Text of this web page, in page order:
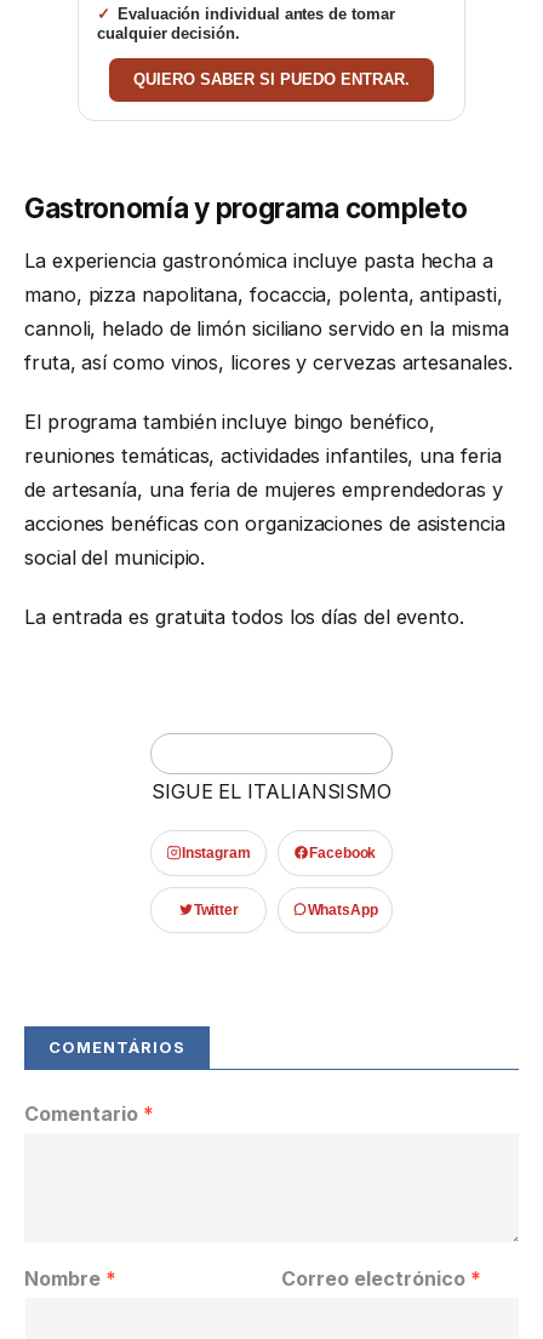
Evaluación individual antes de tomar
cualquier decisión.
QUIERO SABER SI PUEDO ENTRAR.
Gastronomía y programa completo
La experiencia gastronómica incluye pasta hecha a
mano, pizza napolitana, focaccia, polenta, antipasti,
cannoli, helado de limón siciliano servido en la misma
fruta, así como vinos, licores y cervezas artesanales.
El programa también incluye bingo benéfico,
reuniones temáticas, actividades infantiles, una feria
de artesanía, una feria de mujeres emprendedoras y
acciones benéficas con organizaciones de asistencia
social del municipio.
La entrada es gratuita todos los días del evento.
SIGUE EL ITALIANSISMO
Instagram Facebook
Twitter WhatsApp
Comentario *
Nombre * Correo electrónico *